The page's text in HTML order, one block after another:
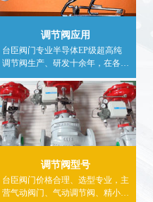
调节阀应用
台臣阀门专业半导体EP级超高纯
调节阀生产、研发十余年，在各种
行业均有应用案例，欢迎广大用户
实地求证，详细调节阀应用行业信
息，请进入内站，看详情。
调节阀型号
台臣阀门价格合理、选型专业，主
营气动阀门、气动调节阀、精小型